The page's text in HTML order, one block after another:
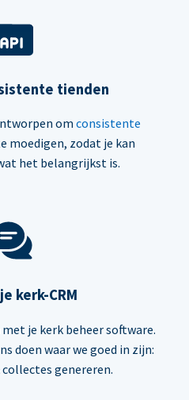
tienden
om consistente
moedigen, zodat je kan
het belangrijkst is.
kerk-CRM
met je kerk beheer software.
doen waar we goed in zijn:
genereren.